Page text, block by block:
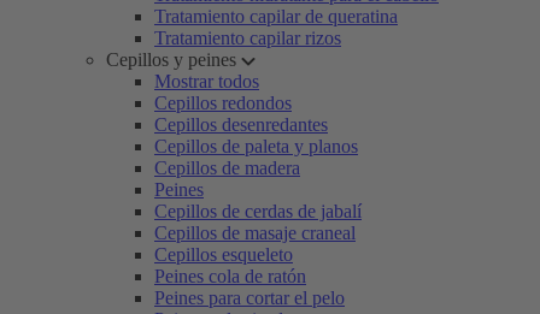
Tratamiento capilar de queratina
Tratamiento capilar rizos
Cepillos y peines
Mostrar todos
Cepillos redondos
Cepillos desenredantes
Cepillos de paleta y planos
Cepillos de madera
Peines
Cepillos de cerdas de jabalí
Cepillos de masaje craneal
Cepillos esqueleto
Peines cola de ratón
Peines para cortar el pelo